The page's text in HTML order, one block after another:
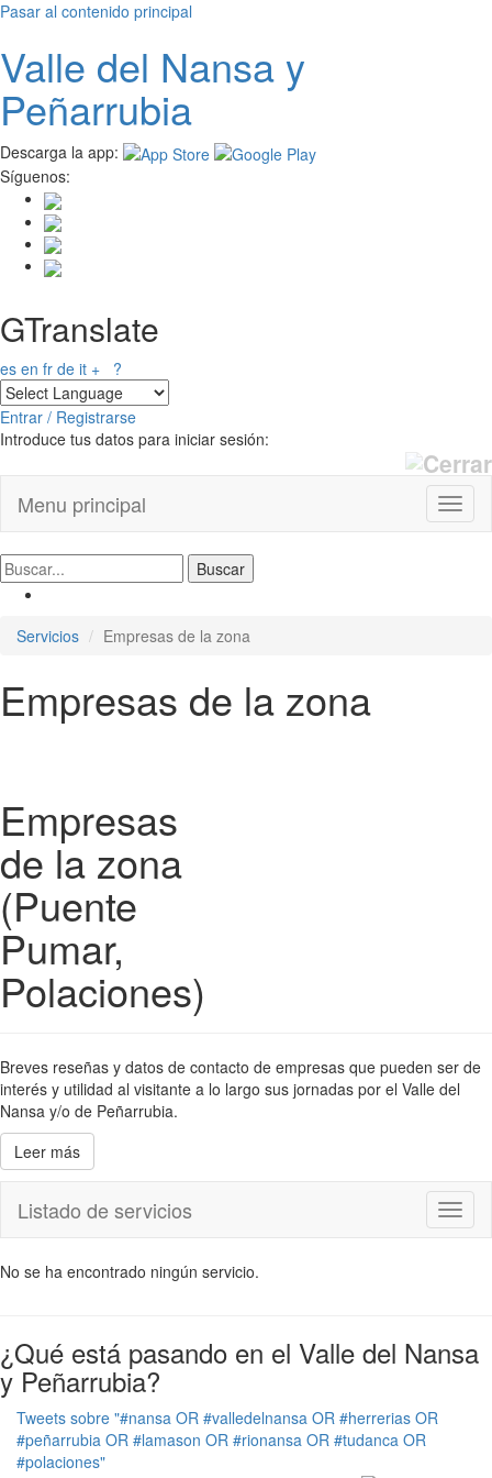
Pasar al contenido principal
Valle del Nansay
Peñarrubia
Descarga la app:
Síguenos:
GTranslate
es en fr de it + ?
Entrar / Registrarse
Introduce tus datos para iniciar sesión:
Menu principal
Servicios Empresas de la zona
Empresas de la zona
Empresas
de la zona
(Puente
Pumar,
Polaciones)
Breves reseñas y datos de contacto de empresas que pueden ser de
interés y utilidad al visitante a lo largo sus jornadas por el Valle del
Nansa y/o de Peñarrubia.
Leer más
Listado de servicios
No se ha encontrado ningún servicio.
¿Qué está pasando en el Valle del Nansa
y Peñarrubia?
Tweets sobre "#nansa OR #valledelnansa OR #herrerias OR
#peñarrubia OR #lamason OR #rionansa OR #tudanca OR
#polaciones"